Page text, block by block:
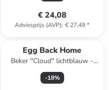
€ 24,08
Adviesprijs (AVP): € 27,49*
Egg Back Home
Beker ''Cloud'' lichtblauw -
220 ml
-18%